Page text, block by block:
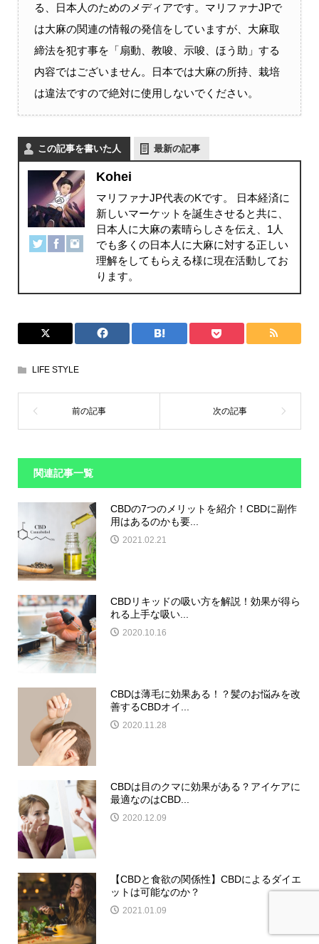
る、日本人のためのメディアです。マリファナJPで
は大麻の関連の情報の発信をしていますが、大麻取
締法を犯す事を「扇動、教唆、示唆、ほう助」する
内容ではございません。日本では大麻の所持、栽培
は違法ですので絶対に使用しないでください。
この記事を書いた人 最新の記事
Kohei
マリファナJP代表のKです。 日本経済に
新しいマーケットを誕生させると共に、
日本人に大麻の素晴らしさを伝え、1人
でも多くの日本人に大麻に対する正しい
理解をしてもらえる様に現在活動してお
ります。
LIFE STYLE
関連記事一覧
CBDの7つのメリットを紹介！CBDに副作
用はあるのかも要...
2021.02.21
CBDリキッドの吸い方を解説！効果が得ら
れる上手な吸い...
2020.10.16
CBDは薄毛に効果ある！？髪のお悩みを改
善するCBDオイ...
2020.11.28
CBDは目のクマに効果がある？アイケアに
最適なのはCBD...
2020.12.09
【CBDと食欲の関係性】CBDによるダイエ
ットは可能なのか？
2021.01.09